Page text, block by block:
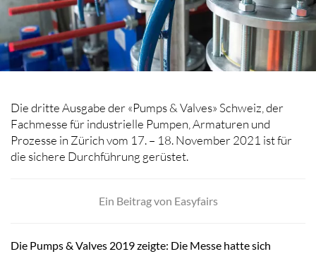
Die dritte Ausgabe der «Pumps & Valves» Schweiz, der
Fachmesse für industrielle Pumpen, Armaturen und
Prozesse in Zürich vom 17. – 18. November 2021 ist für
die sichere Durchführung gerüstet.
Ein Beitrag von Easyfairs
Die Pumps & Valves 2019 zeigte: Die Messe hatte sich